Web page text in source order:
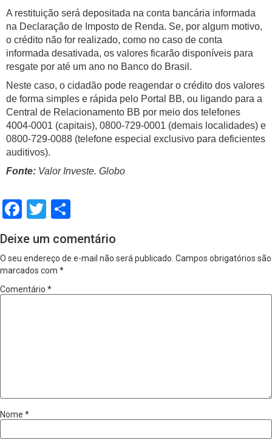
A restituição será depositada na conta bancária informada
na Declaração de Imposto de Renda. Se, por algum motivo,
o crédito não for realizado, como no caso de conta
informada desativada, os valores ficarão disponíveis para
resgate por até um ano no Banco do Brasil.
Neste caso, o cidadão pode reagendar o crédito dos valores
de forma simples e rápida pelo Portal BB, ou ligando para a
Central de Relacionamento BB por meio dos telefones
4004-0001 (capitais), 0800-729-0001 (demais localidades) e
0800-729-0088 (telefone especial exclusivo para deficientes
auditivos).
Fonte: Valor Investe. Globo
Facebook
Twitter
Deixe um comentário
O seu endereço de e-mail não será publicado. Campos obrigatórios são
marcados com *
Comentário *
Nome *